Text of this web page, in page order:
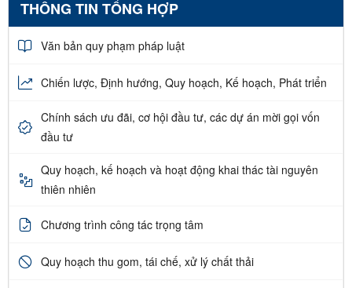
THÔNG TIN TỔNG HỢP
Văn bản quy phạm pháp luật
Chiến lược, Định hướng, Quy hoạch, Kế hoạch, Phát triển
Chính sách ưu đãi, cơ hội đầu tư, các dự án mời gọi vốn
đầu tư
Quy hoạch, kế hoạch và hoạt động khai thác tài nguyên
thiên nhiên
Chương trình công tác trọng tâm
Quy hoạch thu gom, tái chế, xử lý chất thải